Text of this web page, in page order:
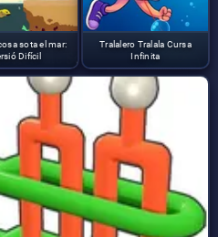
sota el mar:
Difícil
Tralalero Tralala Cursa
Infinita